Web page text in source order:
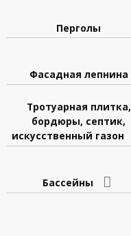
Перголы
Фасадная лепнина
Тротуарная плитка,
бордюры, септик,
искусственный газон
Бассейны